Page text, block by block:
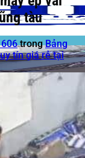
tàu
trongBảng
tín giá rẻ tại